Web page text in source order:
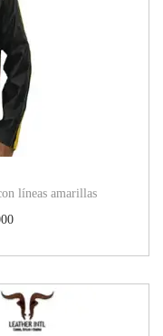
líneas amarillas